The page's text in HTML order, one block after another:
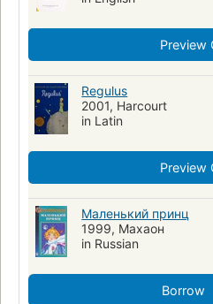
Deaf children
Juvenile
Children's literature, french
Short novel
Juvenile films
Fiction - general
New york times
French Fantasy fiction
Translations into German
Children's stories, Turkish
Pop-up
Preview
Regulus
2001, Harcourt
in Latin
Preview
Маленький принц
1999, Махаон
in Russian
Borrow